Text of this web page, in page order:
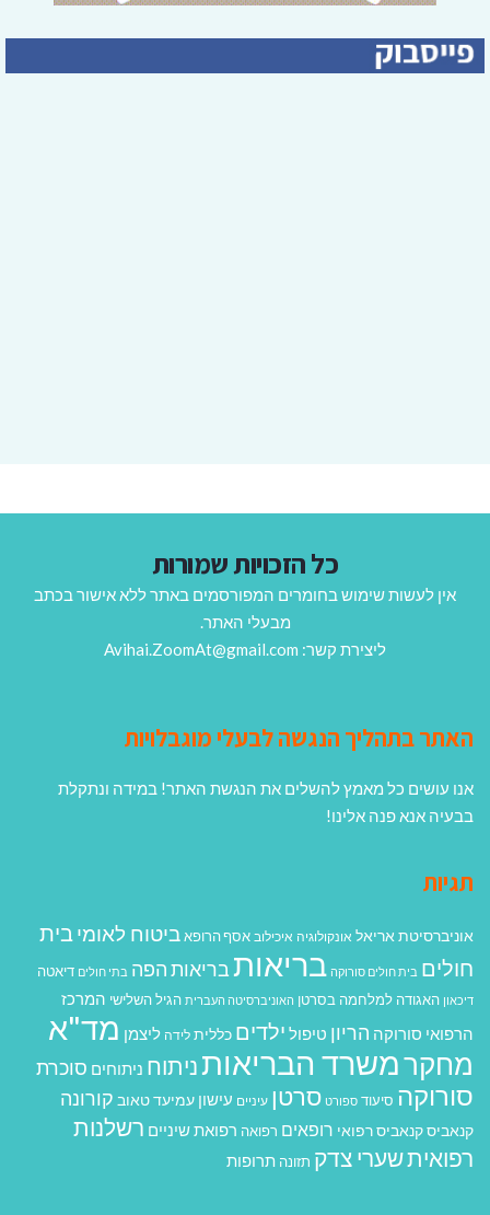
כל הזכויות שמורות
אין לעשות שימוש בחומרים המפורסמים באתר ללא אישור בכתב
מבעלי האתר.
ליצירת קשר: Avihai.ZoomAt@gmail.com
האתר בתהליך הנגשה לבעלי מוגבלויות
אנו עושים כל מאמץ להשלים את הנגשת האתר! במידה ונתקלת
בבעיה אנא פנה אלינו!
תגיות
אוניברסיטת אריאל אונקולוגיה איכילוב אסף הרופא ביטוח לאומיבית
חולים בית חולים סורוקה בריאותבריאות הפה בתי חולים דיאטה
דיכאון האגודה למלחמה בסרטן האוניברסיטה העברית הגיל השלישי המרכז
הרפואי סורוקה הריון טיפול ילדים כללית לידה ליצמן מד"א
מחקרמשרד הבריאותניתוח ניתוחים סוכרת
סורוקה סיעוד ספורט סרטן עיניים עישון עמיעד טאוב קורונה
קנאביסקנאביס רפואי רופאים רפואה רפואת שיניים רשלנות
רפואיתשערי צדק תזונה תרופות